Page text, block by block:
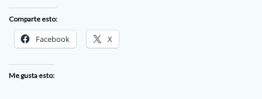
Comparte esto:
Facebook X
Me gusta esto: